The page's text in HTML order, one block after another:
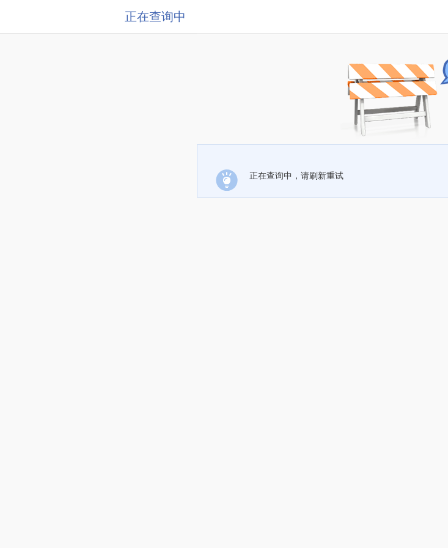
正在查询中
正在查询中，请刷新重试